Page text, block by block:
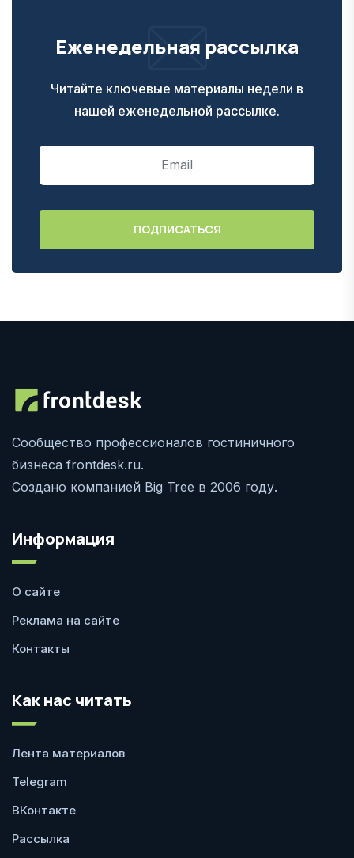
Еженедельная рассылка
Читайте ключевые материалы недели в
нашей еженедельной рассылке.
Сообщество профессионалов гостиничного
бизнеса frontdesk.ru.
Создано компанией Big Tree в 2006 году.
Информация
О сайте
Реклама на сайте
Контакты
Как нас читать
Лента материалов
Telegram
ВКонтакте
Рассылка